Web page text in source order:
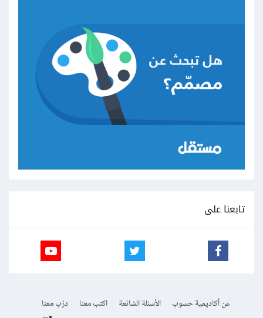
تابعنا على
عن أكاديمية حسوب الأسئلة الشائعة اكتب معنا
درّب معنا